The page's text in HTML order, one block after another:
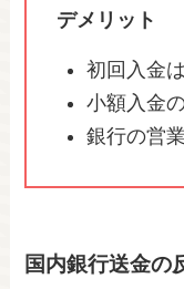
デメリット
初回入金
小額入金
銀行の営
国内銀行送金の